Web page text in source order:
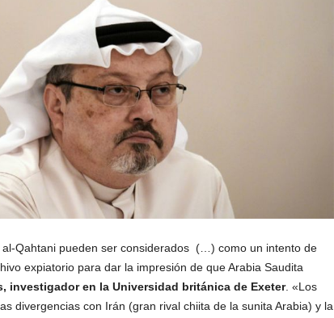
Qahtani pueden ser considerados (…) como un intento de
expiatorio para dar la impresión de que Arabia Saudita
investigador en la Universidad británica de Exeter. «Los
divergencias con Irán (gran rival chiita de la sunita Arabia) y la